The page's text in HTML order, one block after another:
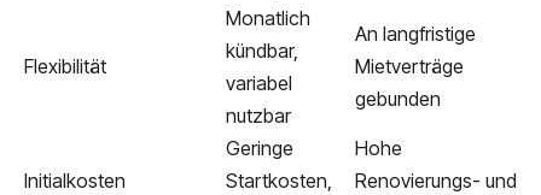
Flexibilität
Monatlich
kündbar,
variabel
nutzbar
An langfristige
Mietverträge
gebunden
Initialkosten
Geringe
Startkosten,
Hohe
Renovierungs- und